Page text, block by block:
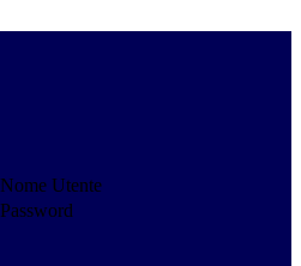
Nome Utente
Password